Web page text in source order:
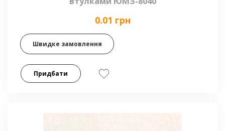
0.01 грн
Швидке замовлення
Придбати